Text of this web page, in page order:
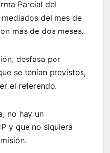
Parcial del
del mes de
más de dos meses.
desfasa por
se tenían previstos,
el referendo.
no hay un
y que no siquiera